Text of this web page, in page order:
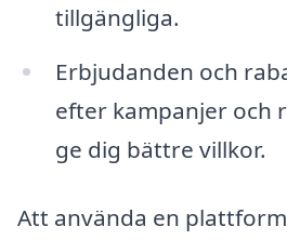
tillgängliga.
Erbjudanden och
efter kampanjer och
ge dig bättre villkor.
Att använda en